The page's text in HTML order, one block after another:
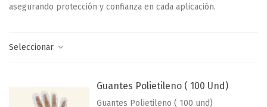
asegurando protección y confianza en cada aplicación.
Seleccionar
Guantes Polietileno ( 100 Und)
Guantes Polietileno ( 100 und)